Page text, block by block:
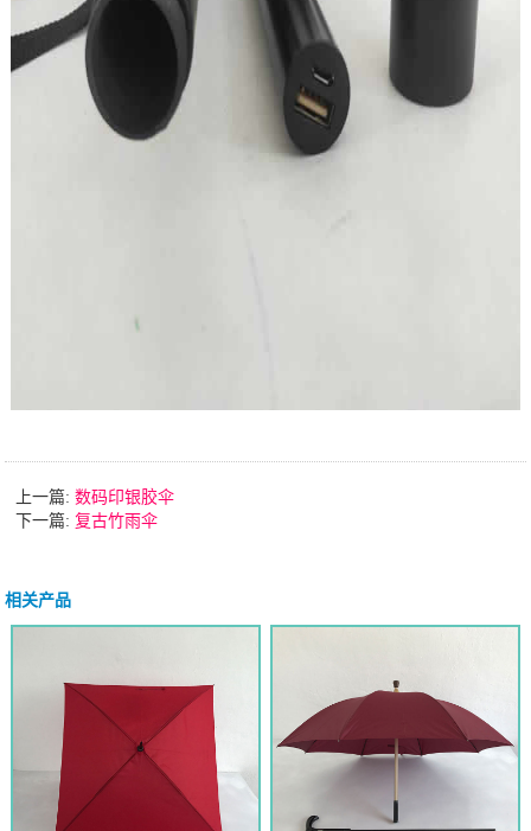
上一篇: 数码印银胶伞
下一篇: 复古竹雨伞
相关产品